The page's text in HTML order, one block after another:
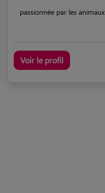
passionnée par les animaux
Voir le profil